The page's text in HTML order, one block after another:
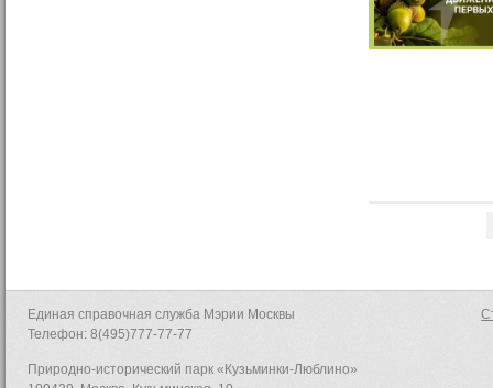
Единая справочная служба Мэрии Москвы
Телефон: 8(495)777-77-77
Природно-исторический парк «Кузьминки-Люблино»